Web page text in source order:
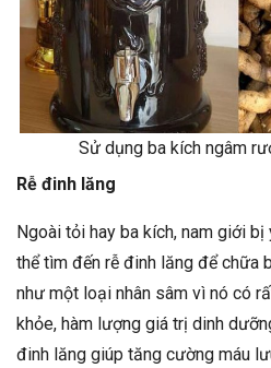
Sử dụng ba kích ngâm
Rễ đinh lăng
Ngoài tỏi hay ba kích, nam giới
thể tìm đến rễ đinh lăng để chữa
như một loại nhân sâm vì nó có
khỏe, hàm lượng giá trị dinh
đinh lăng giúp tăng cường máu